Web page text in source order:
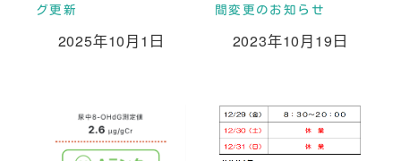
グ更新
投稿日
2025年10月1日
間変更のお知らせ
投稿日
2023年10月19日